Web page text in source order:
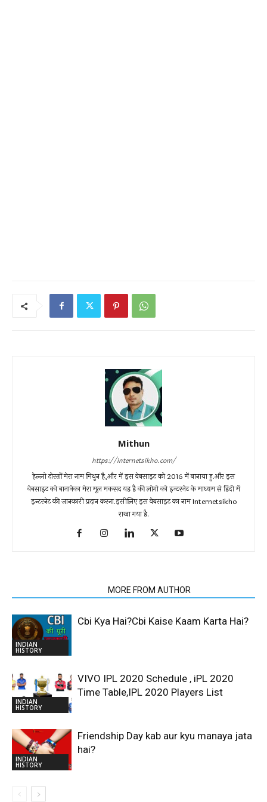
Mithun
https://internetsikho.com/
हेल्लो दोस्तों मेरा नाम मिथुन है,और में इस वेबसाइट को 2016 में बानाया हु.और इस
वेबसाइट को बानानेका मेरा मूल मकसद यह है की लोगो को इन्टरनेट के माध्यम से हिंदी में
इन्टरनेट की जानकारी प्रदान करना.इसीलिए इस वेबसाइट का नाम Internetsikho
राखा गया है.
MORE FROM AUTHOR
INDIAN
HISTORY
Cbi Kya Hai?Cbi Kaise Kaam Karta Hai?
INDIAN
HISTORY
VIVO IPL 2020 Schedule , iPL 2020
Time Table,IPL 2020 Players List
INDIAN
HISTORY
Friendship Day kab aur kyu manaya jata
hai?